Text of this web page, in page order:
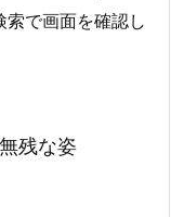
で画面を確認し
残な姿